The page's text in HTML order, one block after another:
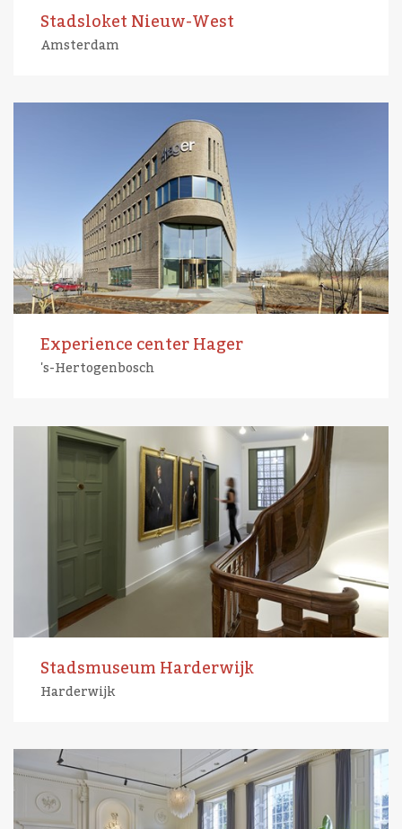
Stadsloket Nieuw-West
Amsterdam
Experience center Hager
's-Hertogenbosch
Stadsmuseum Harderwijk
Harderwijk